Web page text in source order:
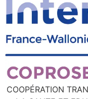
COOPÉRATION